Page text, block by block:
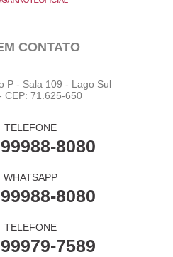
CONTATO
P - Sala 109 - Lago Sul
CEP: 71.625-650
TELEFONE
99988-8080
WHATSAPP
99988-8080
TELEFONE
99979-7589